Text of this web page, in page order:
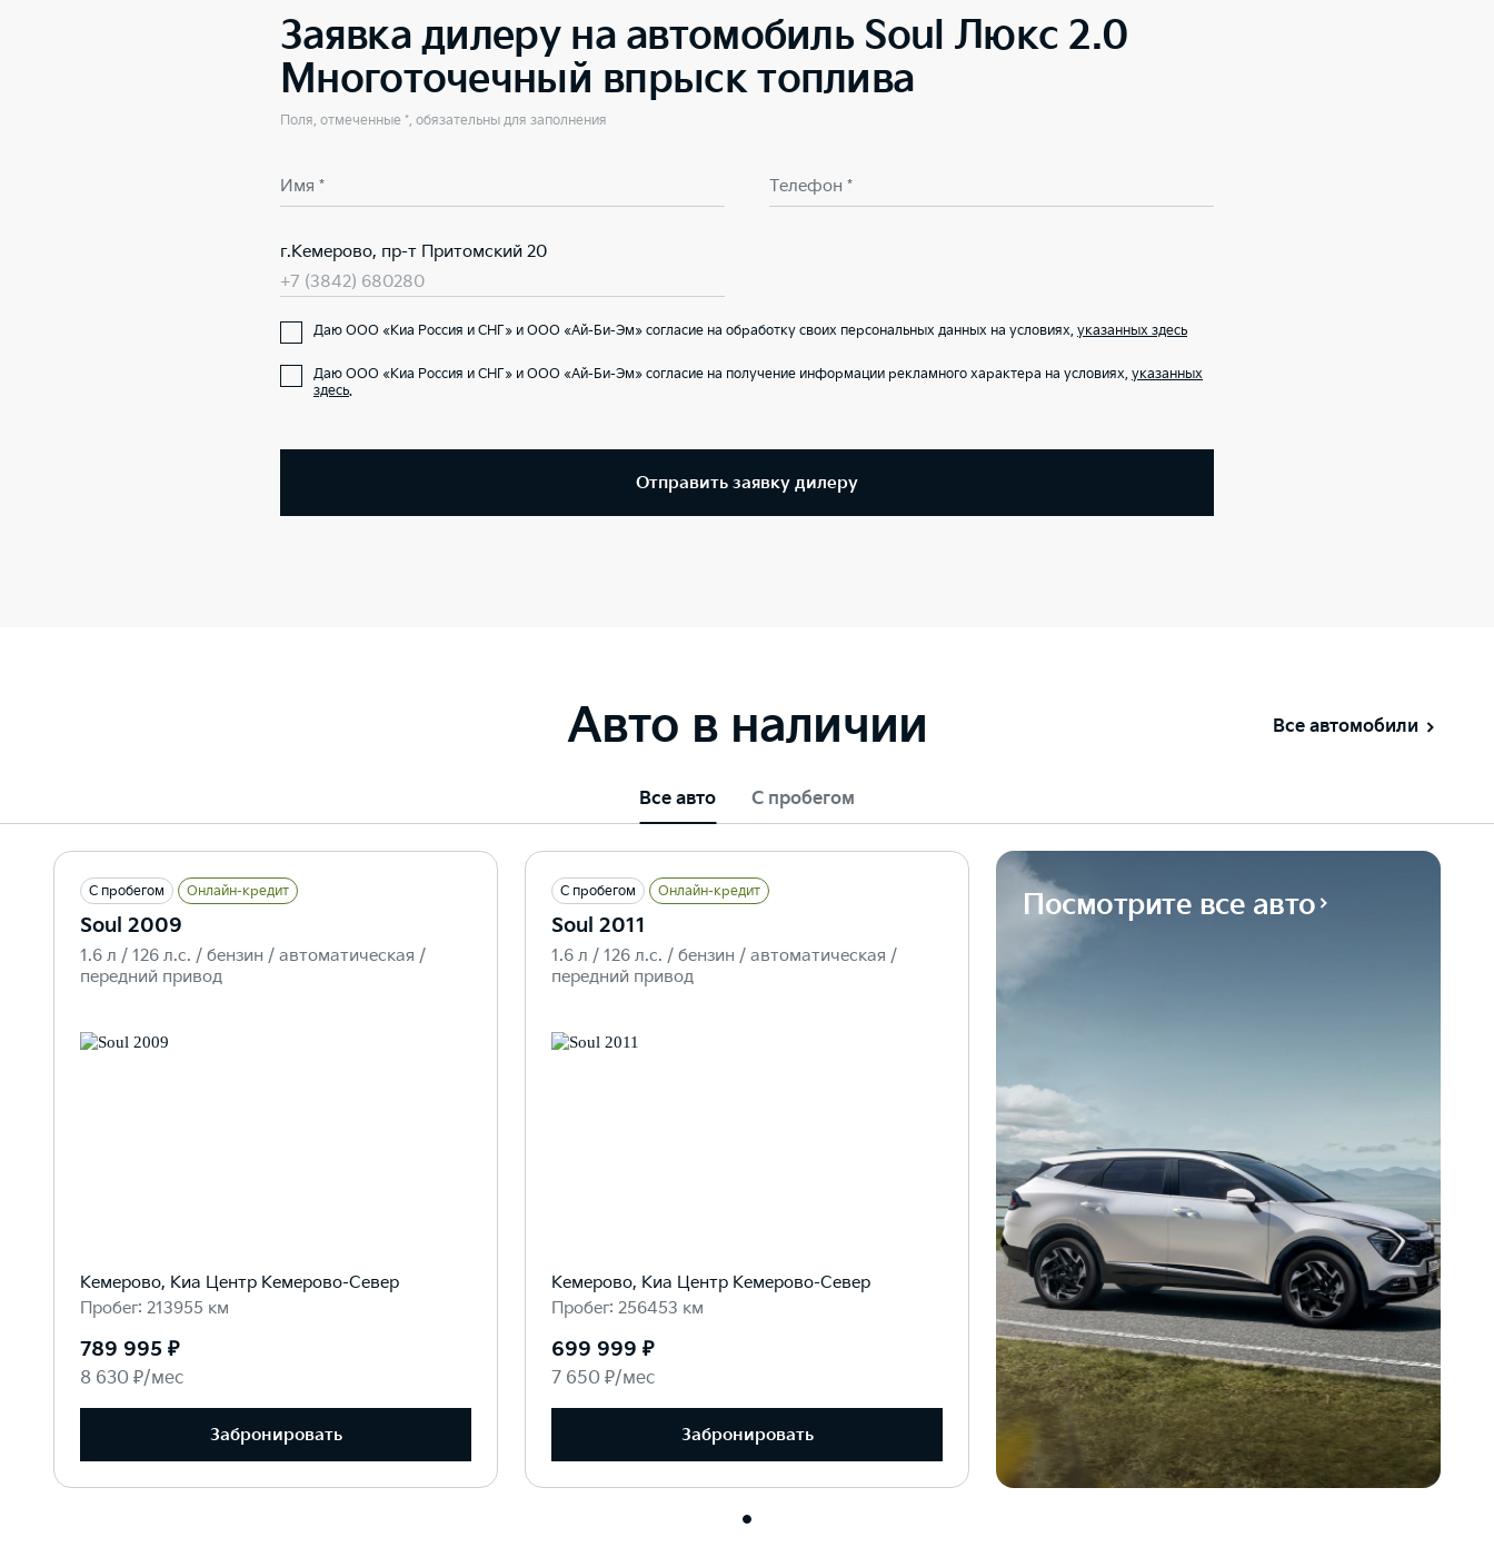
Заявка дилеру на автомобиль Soul Люкс 2.0
Многоточечный впрыск топлива
Поля, отмеченные *, обязательны для заполнения
Имя * Телефон *
г.Кемерово, пр-т Притомский 20
+7 (3842) 680280
Даю ООО «Киа Россия и СНГ» и ООО «Ай-Би-Эм» согласие на обработку своих персональных данных на условиях, указанных здесь
Даю ООО «Киа Россия и СНГ» и ООО «Ай-Би-Эм» согласие на получение информации рекламного характера на условиях, указанных
здесь.
Отправить заявку дилеру
Авто в наличии Все автомобили
Все авто С пробегом
С пробегом Онлайн-кредит
Soul 2009
1.6 л / 126 л.c. / бензин / автоматическая /
передний привод
Кемерово, Киа Центр Кемерово-Север
Пробег: 213955 км
789 995 ₽
8 630 ₽/мес
Забронировать
С пробегом Онлайн-кредит
Soul 2011
1.6 л / 126 л.c. / бензин / автоматическая /
передний привод
Кемерово, Киа Центр Кемерово-Север
Пробег: 256453 км
699 999 ₽
7 650 ₽/мес
Забронировать
Посмотрите все авто